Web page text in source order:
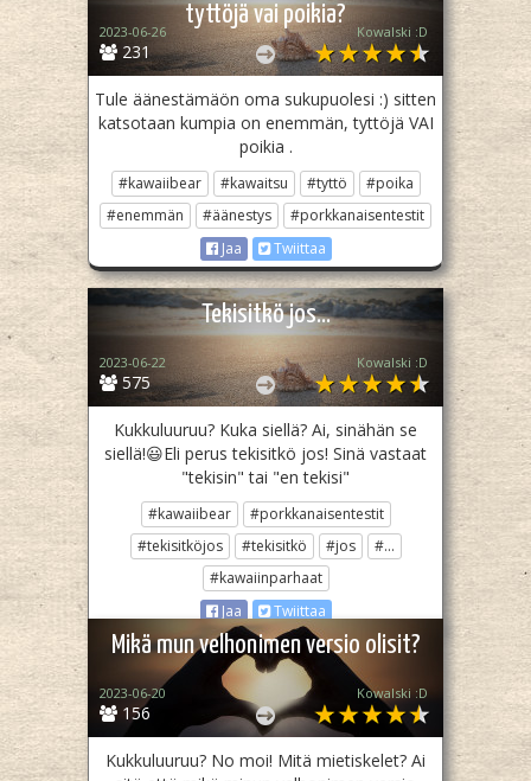
tyttöjä vai poikia?
231
2023-06-26 Kowalski :D
Tule äänestämäön oma sukupuolesi :) sitten
katsotaan kumpia on enemmän, tyttöjä VAI
poikia .
#kawaiibear #kawaitsu #tyttö
#poika
#enemmän
#äänestys
#porkkanaisentestit
Jaa
Twiittaa
Tekisitkö jos...
575
2023-06-22 Kowalski :D
Kukkuluuruu? Kuka siellä? Ai, sinähän se
siellä!😃Eli perus tekisitkö jos! Sinä vastaat
"tekisin" tai "en tekisi"
#kawaiibear
#porkkanaisentestit
#tekisitköjos
#tekisitkö #jos
#...
#kawaiinparhaat
Jaa
Twiittaa
Mikä mun velhonimen versio olisit?
156
2023-06-20 Kowalski :D
Kukkuluuruu? No moi! Mitä mietiskelet? Ai